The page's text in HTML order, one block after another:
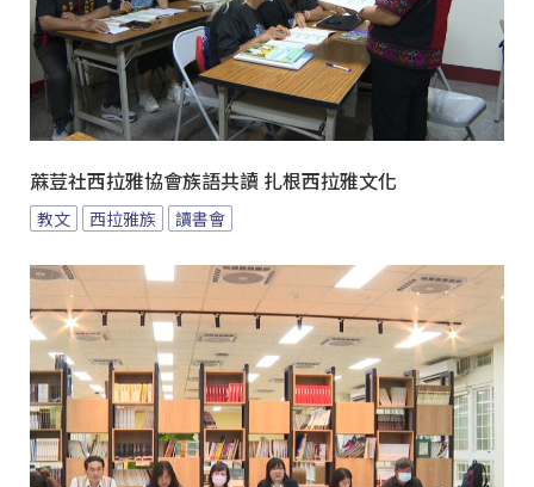
蔴荳社西拉雅協會族語共讀 扎根西拉雅文化
教文 西拉雅族 讀書會